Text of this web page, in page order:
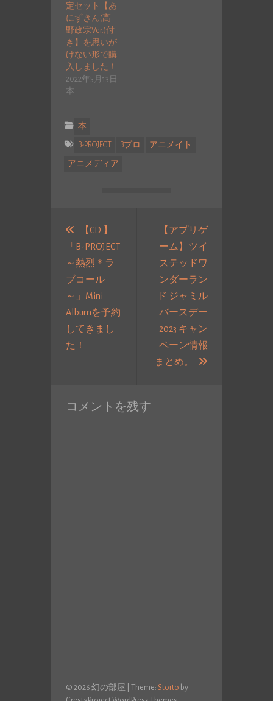
定セット【あ
にずきん(高
野政宗Ver.)付
き】を思いが
けない形で購
入しました！
2022年5月13日
本
本
B-PROJECT Bプロ アニメイト
アニメディア
【CD 】
「B-PROJECT
～熱烈＊ラ
ブコール
～」Mini
Albumを予約
してきまし
た！
稿:
【アプリゲ
ーム】ツイ
ステッドワ
ンダーラン
ド ジャミル
バースデー
2023 キャン
ペーン情報
まとめ。
次
コメントを残す
© 2026 幻の部屋 Theme: Storto by